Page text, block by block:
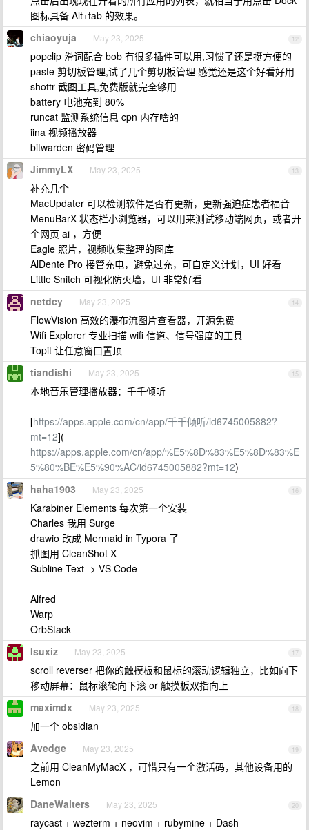
图标具备 Alt+tab 的效果。
12
chiaoyuja May 23, 2025
popclip 滑词配合 bob 有很多插件可以用,习惯了还是挺方便的
paste 剪切板管理,试了几个剪切板管理 感觉还是这个好看好用
shottr 截图工具,免费版就完全够用
battery 电池充到 80%
runcat 监测系统信息 cpn 内存啥的
iina 视频播放器
bitwarden 密码管理
13
JimmyLX May 23, 2025
补充几个
MacUpdater 可以检测软件是否有更新，更新强迫症患者福音
MenuBarX 状态栏小浏览器，可以用来测试移动端网页，或者开
个网页 ai ，方便
Eagle 照片，视频收集整理的图库
AlDente Pro 接管充电，避免过充，可自定义计划，UI 好看
Little Snitch 可视化防火墙，UI 非常好看
14
netdcy May 23, 2025
FlowVision 高效的瀑布流图片查看器，开源免费
Wifi Explorer 专业扫描 wifi 信道、信号强度的工具
Topit 让任意窗口置顶
15
tiandishi May 23, 2025
本地音乐管理播放器：千千倾听
[https://apps.apple.com/cn/app/千千倾听/id6745005882?
mt=12](
https://apps.apple.com/cn/app/%E5%8D%83%E5%8D%83%E
5%80%BE%E5%90%AC/id6745005882?mt=12)
16
haha1903 May 23, 2025
Karabiner Elements 每次第一个安装
Charles 我用 Surge
drawio 改成 Mermaid in Typora 了
抓图用 CleanShot X
Subline Text -> VS Code
Alfred
Warp
OrbStack
17
Isuxiz May 23, 2025
scroll reverser 把你的触摸板和鼠标的滚动逻辑独立，比如向下
移动屏幕：鼠标滚轮向下滚 or 触摸板双指向上
18
maximdx May 23, 2025
加一个 obsidian
19
Avedge May 23, 2025
之前用 CleanMyMacX ，可惜只有一个激活码，其他设备用的
Lemon
20
DaneWalters May 23, 2025
raycast + wezterm + neovim + rubymine + Dash